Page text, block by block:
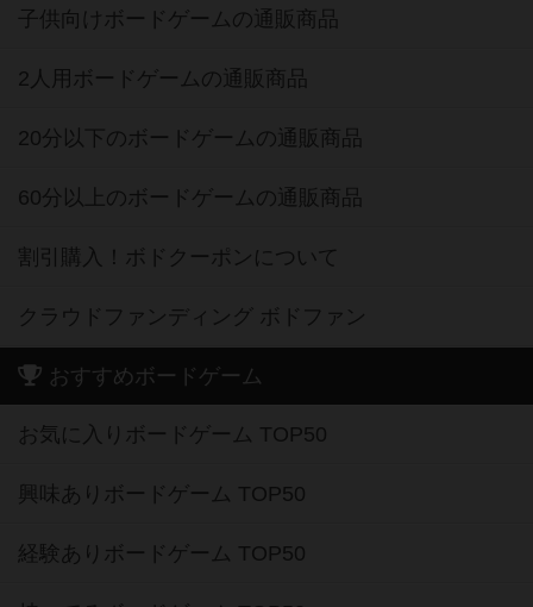
子供向けボードゲームの通販商品
2人用ボードゲームの通販商品
20分以下のボードゲームの通販商品
60分以上のボードゲームの通販商品
割引購入！ボドクーポンについて
クラウドファンディング ボドファン
おすすめボードゲーム
お気に入りボードゲーム TOP50
興味ありボードゲーム TOP50
経験ありボードゲーム TOP50